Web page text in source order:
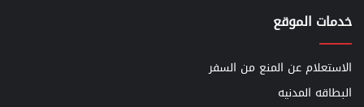
خدمات الموقع
الاستعلام عن المنع من السفر
البطاقه المدنيه